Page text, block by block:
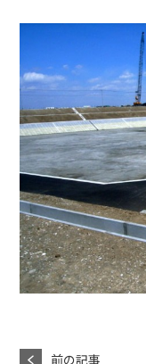
前の記事